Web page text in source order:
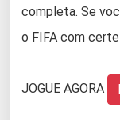
completa. Se
o FIFA com
JOGUE AGORA